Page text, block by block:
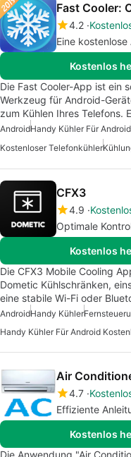
Fast Cooler:
4.2
Eine
Kostenlos
Die Fast Cooler-App ist ein
Werkzeug für Android-
zum Kühlen Ihres Telefons.
AndroidHandy Kühler Für Android
Kostenloser Telefonkühler
CFX3
4.9
Optimale
Kostenlos
Die CFX3 Mobile Cooling
Dometic Kühlschränken,
eine stabile Wi-Fi oder
AndroidHandy Kühler
Handy Kühler Für Android
Air
4.7
Effiziente
Kostenlos
Die Anwendung "Air